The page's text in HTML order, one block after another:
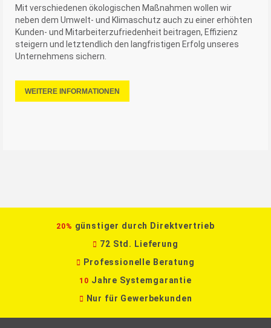
Mit verschiedenen ökologischen Maßnahmen wollen wir
neben dem Umwelt- und Klimaschutz auch zu einer erhöhten
Kunden- und Mitarbeiterzufriedenheit beitragen, Effizienz
steigern und letztendlich den langfristigen Erfolg unseres
Unternehmens sichern.
WEITERE INFORMATIONEN
20% günstiger durch Direktvertrieb
72 Std. Lieferung
Professionelle Beratung
10 Jahre Systemgarantie
Nur für Gewerbekunden